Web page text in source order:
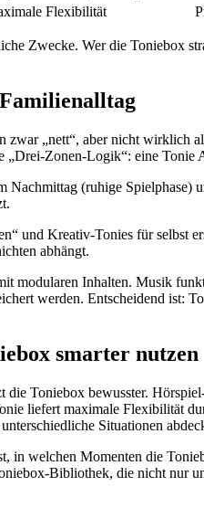
Flexibilität
Zwecke. Wer die Toniebox
„nett“, aber nicht wirklich
„Drei-Zonen-Logik“: eine
(ruhige
und Kreativ-Tonies für selbst
abhängt.
modularen Inhalten. Musik
werden. Entscheidend ist:
smarter nutzen
Toniebox bewusster.
liefert maximale Flexibilität
Situationen
in welchen Momenten die
Bibliothek, die nicht nur